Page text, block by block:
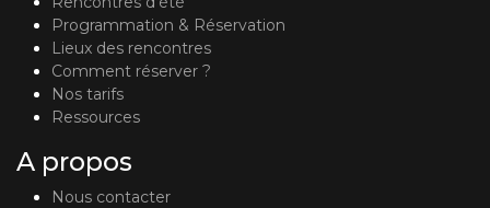
Programmation & Réservation
Lieux des rencontres
Comment réserver ?
Nos tarifs
Ressources
A propos
Nous contacter